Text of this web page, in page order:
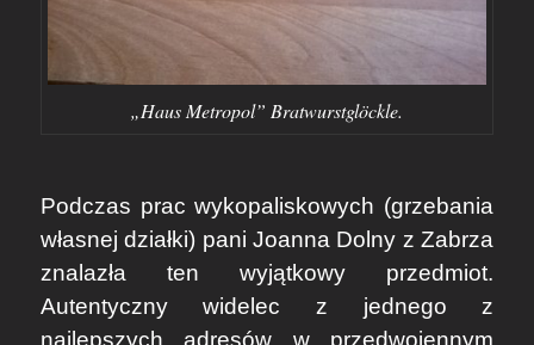
„Haus Metropol” Bratwurstglöckle.
Podczas prac wykopaliskowych (grzebania
własnej działki) pani Joanna Dolny z Zabrza
znalazła ten wyjątkowy przedmiot.
Autentyczny widelec z jednego z